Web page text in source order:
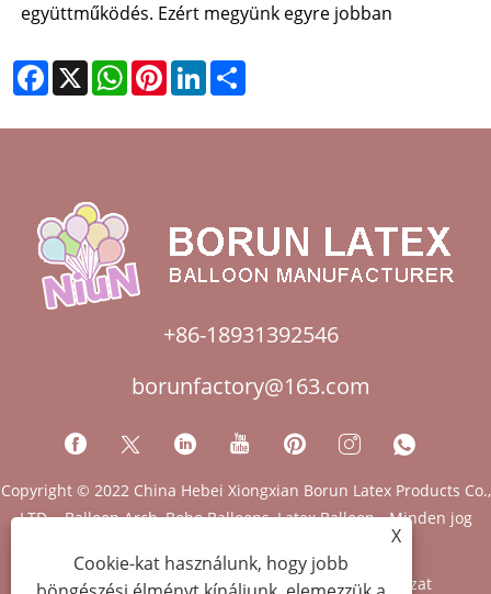
együttműködés. Ezért megyünk egyre jobban
Facebook
X WhatsAppPinterestLinkedIn
+86-18931392546
borunfactory@163.com
Copyright © 2022 China Hebei Xiongxian Borun Latex Products Co.,
LTD. - Balloon Arch, Bobo Balloons, Latex Balloon - Minden jog
Links Sitemap RSS XML Adatvédelmi szabályzat
X
Cookie-kat használunk, hogy jobb